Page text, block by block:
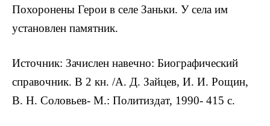
Похоронены Герои в селе Заньки. У села им
установ­лен памятник.
Источник: Зачислен навечно: Биографический
справочник. В 2 кн. /А. Д. Зайцев, И. И. Рощин,
В. Н. Соловьев- М.: Политиздат, 1990- 415 с.